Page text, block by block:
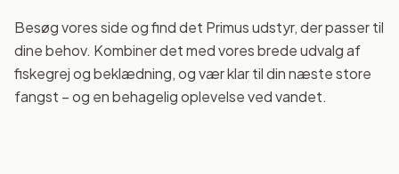
Besøg vores side og find det Primus udstyr, der passer til
dine behov. Kombiner det med vores brede udvalg af
fiskegrej og beklædning, og vær klar til din næste store
fangst – og en behagelig oplevelse ved vandet.